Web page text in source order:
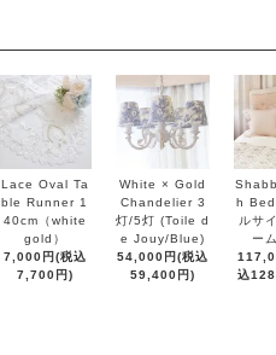
Lace Oval Ta
ble Runner 1
40cm（white
gold）
7,000円(税込
7,700円)
White × Gold
Chandelier 3
灯/5灯 (Toile d
e Jouy/Blue)
54,000円(税込
59,400円)
h Bed
ルサ
ー
込